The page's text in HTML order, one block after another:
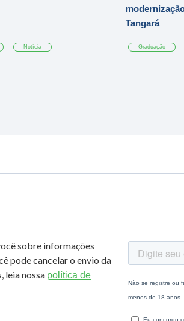
Notícia
Tangará
Graduação
sobre informações
pode cancelar o envio da
leia nossa política de